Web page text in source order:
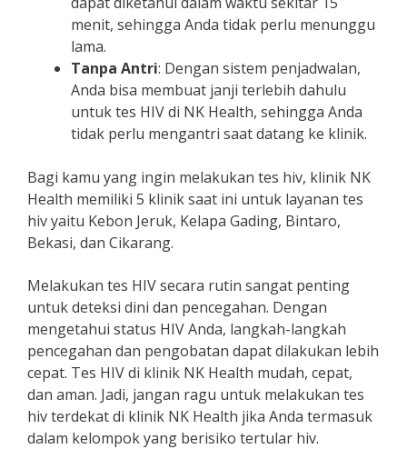
menit, sehingga Anda tidak perlu menunggu
lama.
Tanpa Antri: Dengan sistem penjadwalan,
Anda bisa membuat janji terlebih dahulu
untuk tes HIV di NK Health, sehingga Anda
tidak perlu mengantri saat datang ke klinik.
Bagi kamu yang ingin melakukan tes hiv, klinik NK
Health memiliki 5 klinik saat ini untuk layanan tes
hiv yaitu Kebon Jeruk, Kelapa Gading, Bintaro,
Bekasi, dan Cikarang.
Melakukan tes HIV secara rutin sangat penting
untuk deteksi dini dan pencegahan. Dengan
mengetahui status HIV Anda, langkah-langkah
pencegahan dan pengobatan dapat dilakukan lebih
cepat. Tes HIV di klinik NK Health mudah, cepat,
dan aman. Jadi, jangan ragu untuk melakukan tes
hiv terdekat di klinik NK Health jika Anda termasuk
dalam kelompok yang berisiko tertular hiv.